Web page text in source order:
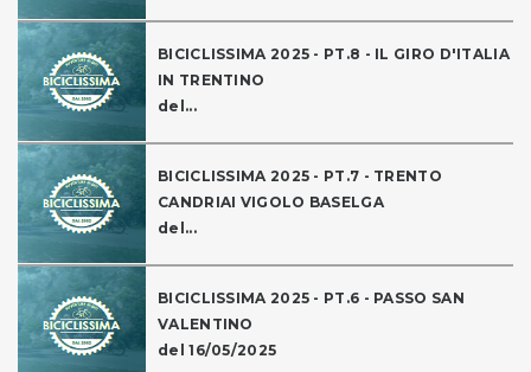
BICICLISSIMA 2025 - PT.8 - IL GIRO D'ITALIA
IN TRENTINO
del...
BICICLISSIMA 2025 - PT.7 - TRENTO
CANDRIAI VIGOLO BASELGA
del...
BICICLISSIMA 2025 - PT.6 - PASSO SAN
VALENTINO
del 16/05/2025